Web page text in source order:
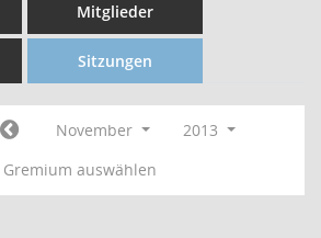
Mitglieder
Sitzungen
November
2013
Gremium auswählen